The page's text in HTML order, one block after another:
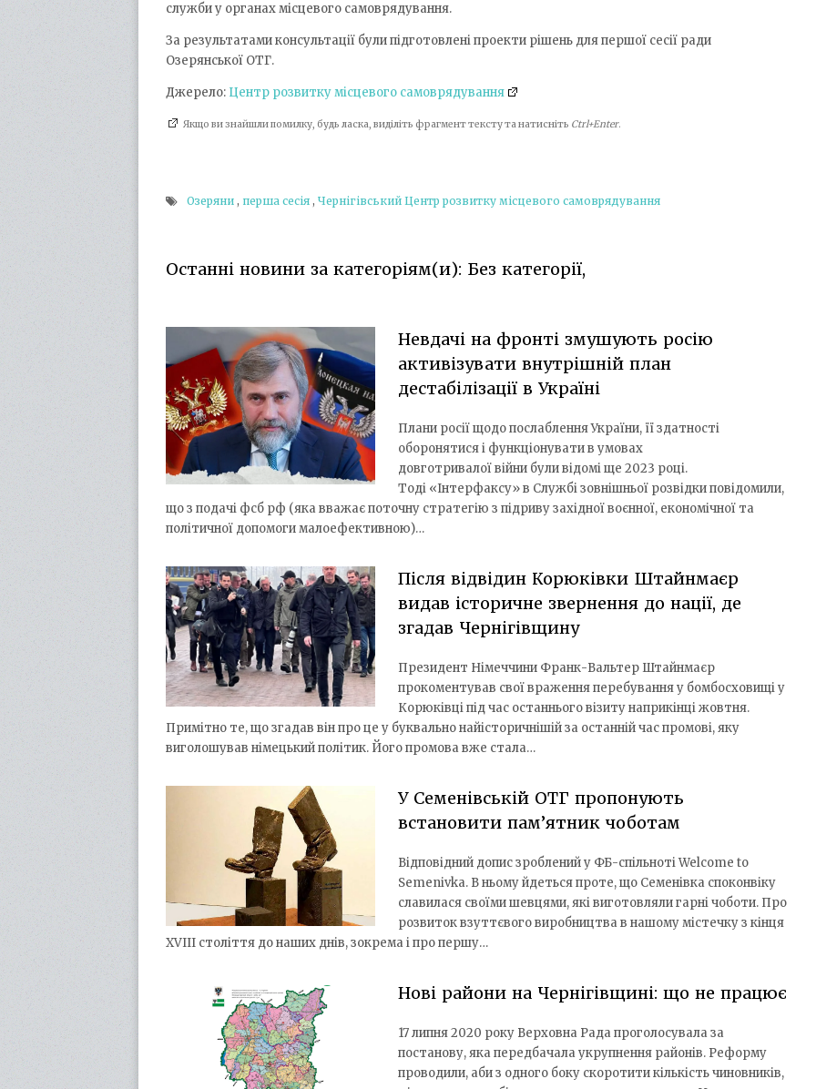
служби у органах місцевого самоврядування.
За результатами консультації були підготовлені проекти рішень для першої сесії ради
Озерянської ОТГ.
Джерело: Центр розвитку місцевого самоврядування
Якщо ви знайшли помилку, будь ласка, виділіть фрагмент тексту та натисніть Ctrl+Enter.
Озеряни , перша сесія , Чернігівський Центр розвитку місцевого самоврядування
Останні новини за категоріям(и): Без категорії,
Невдачі на фронті змушують росію
активізувати внутрішній план
дестабілізації в Україні
Плани росії щодо послаблення України, її здатності
оборонятися і функціонувати в умовах
довготривалої війни були відомі ще 2023 році.
Тоді «Інтерфаксу» в Службі зовнішньої розвідки повідомили,
що з подачі фсб рф (яка вважає поточну стратегію з підриву західної воєнної, економічної та
політичної допомоги малоефективною)…
Після відвідин Корюківки Штайнмаєр
видав історичне звернення до нації, де
згадав Чернігівщину
Президент Німеччини Франк-Вальтер Штайнмаєр
прокоментував свої враження перебування у бомбосховищі у
Корюківці під час останнього візиту наприкінці жовтня.
Примітно те, що згадав він про це у буквально найісторичнішій за останній час промові, яку
виголошував німецький політик. Його промова вже стала…
У Семенівській ОТГ пропонують
встановити пам’ятник чоботам
Відповідний допис зроблений у ФБ-спільноті Welcome to
Semenivka. В ньому йдеться проте, що Семенівка споконвіку
славилася своїми шевцями, які виготовляли гарні чоботи. Про
розвиток взуттєвого виробництва в нашому містечку з кінця
XVIII століття до наших днів, зокрема і про першу…
Нові райони на Чернігівщині: що не працює
17 липня 2020 року Верховна Рада проголосувала за
постанову, яка передбачала укрупнення районів. Реформу
проводили, аби з одного боку скоротити кількість чиновників,